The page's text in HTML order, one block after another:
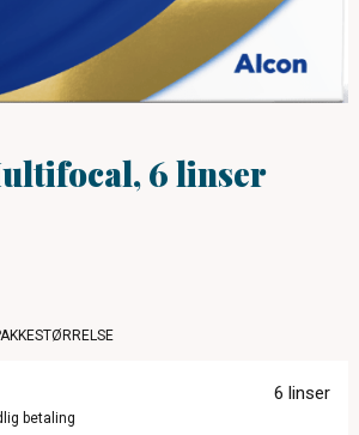
6 linser
6 linser
betaling